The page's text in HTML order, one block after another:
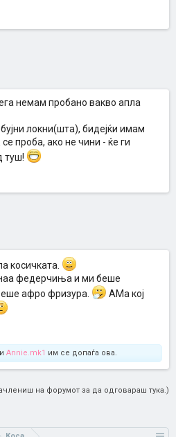
немам пробано вакво апла
локни(шта), бидејќи имам
проба, ако не чини - ќе ги
туш!
косичката.
федерчиња и ми беше
афро фризура.
АМа кој
и Annie.mk1 им се допаѓа ова.
на форумот за да одговараш тука.)